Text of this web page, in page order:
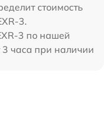
стоимость
3.
3 по нашей
3 часа при наличии